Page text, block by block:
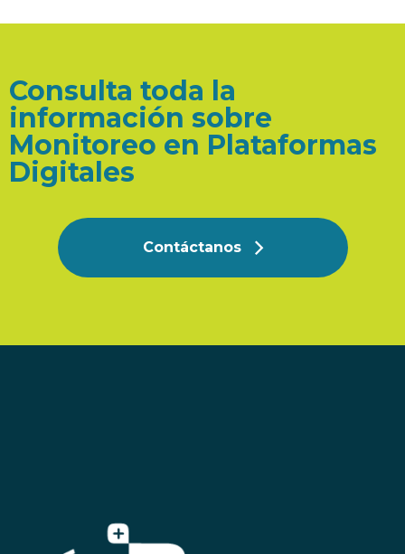
Consulta toda la
información sobre
Monitoreo en Plataformas
Digitales
Contáctanos